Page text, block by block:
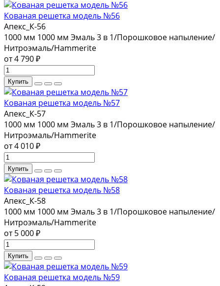
Кованая решетка модель №56
Апекс_К-56
1000 мм 1000 мм Эмаль 3 в 1/Порошковое напыление/
Нитроэмаль/Hammerite
от 4 790 ₽
Купить
Кованая решетка модель №57
Апекс_К-57
1000 мм 1000 мм Эмаль 3 в 1/Порошковое напыление/
Нитроэмаль/Hammerite
от 4 010 ₽
Купить
Кованая решетка модель №58
Апекс_К-58
1000 мм 1000 мм Эмаль 3 в 1/Порошковое напыление/
Нитроэмаль/Hammerite
от 5 000 ₽
Купить
Кованая решетка модель №59